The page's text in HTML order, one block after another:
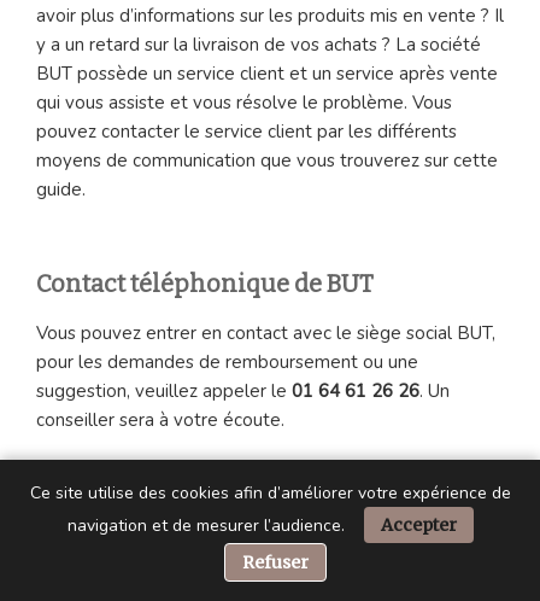
avoir plus d’informations sur les produits mis en vente ? Il
y a un retard sur la livraison de vos achats ? La société
BUT possède un service client et un service après vente
qui vous assiste et vous résolve le problème. Vous
pouvez contacter le service client par les différents
moyens de communication que vous trouverez sur cette
guide.
Contact téléphonique de BUT
Vous pouvez entrer en contact avec le siège social BUT,
pour les demandes de remboursement ou une
suggestion, veuillez appeler le 01 64 61 26 26. Un
conseiller sera à votre écoute.
joindre le service client en appelant au 08 92 01 12 11.
Pour le service après vente, contactez BUT au
Ce site utilise des cookies afin d’améliorer votre expérience de
navigation et de mesurer l’audience.
Accepter
Refuser